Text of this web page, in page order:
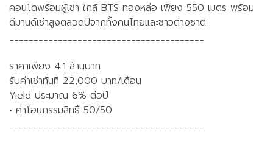
คอนโดพร้อมผู้เช่า ใกล้ BTS ทองหล่อ เพียง 550 เมตร พร้อม
ดีมานด์เช่าสูงตลอดปีจากทั้งคนไทยและชาวต่างชาติ
________________________________________
ราคาเพียง 4.1 ล้านบาท
รับค่าเช่าทันที 22,000 บาท/เดือน
Yield ประมาณ 6% ต่อปี
• ค่าโอนกรรมสิทธิ์ 50/50
________________________________________